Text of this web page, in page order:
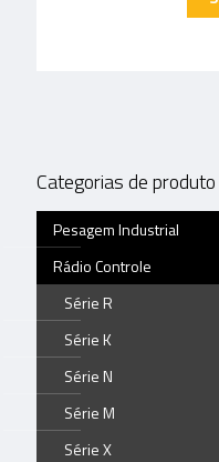
Categorias de produto
Pesagem Industrial
Rádio Controle
Série R
Série K
Série N
Série M
Série X